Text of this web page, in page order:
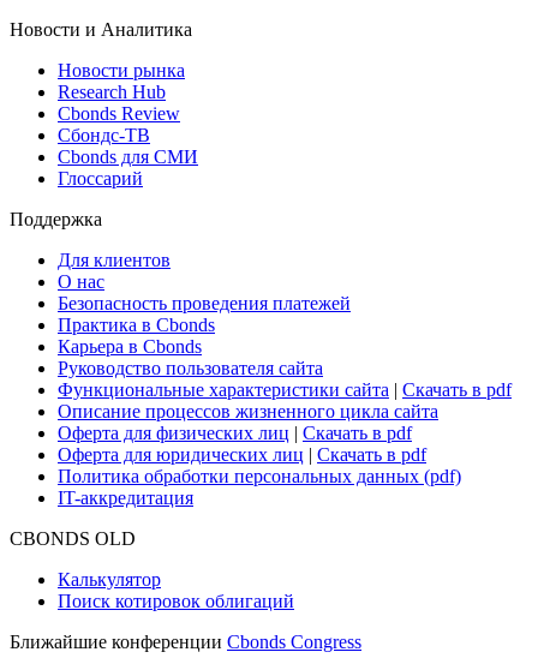
Новости и Аналитика
Новости рынка
Research Hub
Cbonds Review
Сбондс-ТВ
Cbonds для СМИ
Глоссарий
Поддержка
Для клиентов
О нас
Безопасность проведения платежей
Практика в Cbonds
Карьера в Cbonds
Руководство пользователя сайта
Функциональные характеристики сайта | Скачать в pdf
Описание процессов жизненного цикла сайта
Оферта для физических лиц | Скачать в pdf
Оферта для юридических лиц | Скачать в pdf
Политика обработки персональных данных (pdf)
IT-аккредитация
CBONDS OLD
Калькулятор
Поиск котировок облигаций
Ближайшие конференции Cbonds Congress